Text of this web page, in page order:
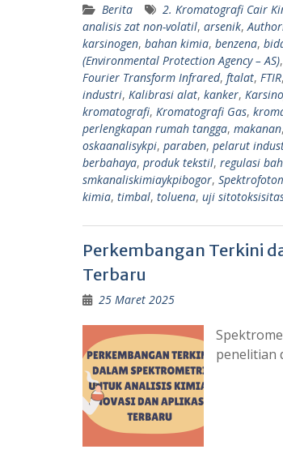
Berita 2. Kromatografi Cair
analisis zat non-volatil, arsenik,
karsinogen, bahan kimia, benzena,
(Environmental Protection Agency – AS),
Fourier Transform Infrared, ftalat, FTIR,
industri, Kalibrasi alat, kanker,
kromatografi, Kromatografi Gas,
perlengkapan rumah tangga, makanan,
oskaanalisykpi, paraben, pelarut
berbahaya, produk tekstil, regulasi
smkanaliskimiaykpibogor,
kimia, timbal, toluena, uji
Perkembangan Terkini
Terbaru
25 Maret 2025
penelitian